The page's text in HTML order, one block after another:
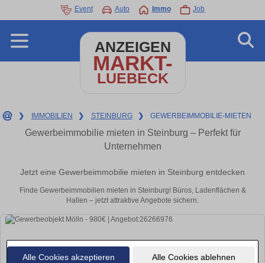
Alle Cookies akzeptieren Alle Cookies ablehnen
Event Auto Immo Job
ANZEIGEN
MARKT-
LUEBECK
❯ IMMOBILIEN ❯ STEINBURG ❯ GEWERBEIMMOBILIE-MIETEN
Gewerbeimmobilie mieten in Steinburg – Perfekt für
Unternehmen
Jetzt eine Gewerbeimmobilie mieten in Steinburg entdecken
Finde Gewerbeimmobilien mieten in Steinburg! Büros, Ladenflächen &
Hallen – jetzt attraktive Angebote sichern.